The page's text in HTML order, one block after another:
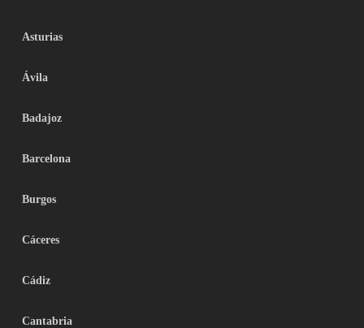
Asturias
Ávila
Badajoz
Barcelona
Burgos
Cáceres
Cádiz
Cantabria